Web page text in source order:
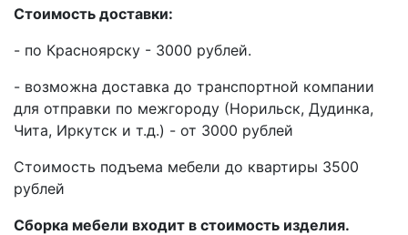
Стоимость доставки:
- по Красноярску - 3000 рублей.
- возможна доставка до транспортной компании
для отправки по межгороду (Норильск, Дудинка,
Чита, Иркутск и т.д.) - от 3000 рублей
Стоимость подъема мебели до квартиры 3500
рублей
Сборка мебели входит в стоимость изделия.